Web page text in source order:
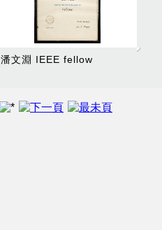
潘文淵 IEEE fellow